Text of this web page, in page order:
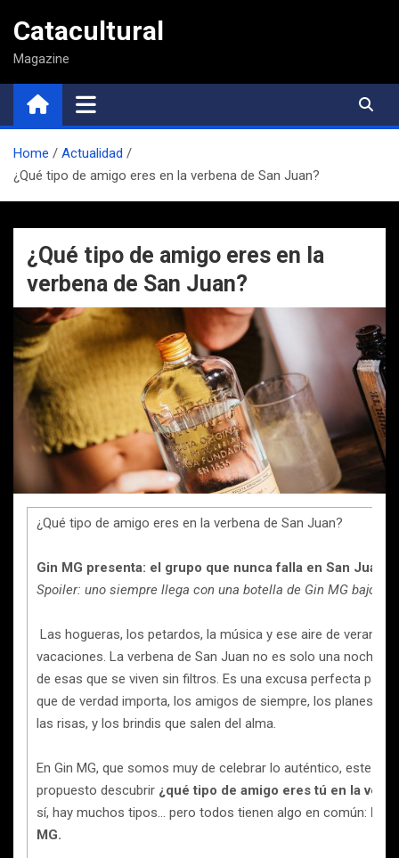
contenido
Catacultural
Magazine
Home
Actualidad
¿Qué tipo de amigo eres en la verbena de San Juan?
¿Qué tipo de amigo eres en la
verbena de San Juan?
¿Qué tipo de amigo eres en la verbena de San Juan?
Gin MG presenta: el grupo que nunca falla en San Juan.
Spoiler: uno siempre llega con una botella de Gin MG bajo el
Las hogueras, los petardos, la música y ese aire de verano
vacaciones. La verbena de San Juan no es solo una noche
de esas que se viven sin filtros. Es una excusa perfecta para
que de verdad importa, los amigos de siempre, los planes
las risas, y los brindis que salen del alma.
En Gin MG, que somos muy de celebrar lo auténtico, este
propuesto descubrir ¿qué tipo de amigo eres tú en la
sí, hay muchos tipos… pero todos tienen algo en común:
MG.